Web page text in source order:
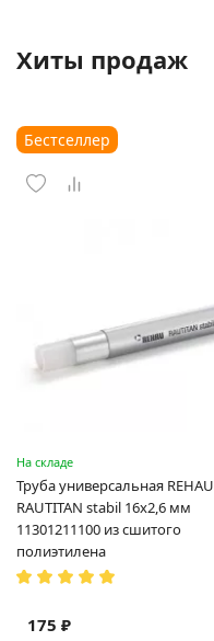
Хиты продаж
Бестселлер
На складе
Труба универсальная REHAU
RAUTITAN stabil 16х2,6 мм
11301211100 из сшитого
полиэтилена
175 ₽